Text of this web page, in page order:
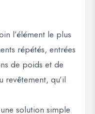
l’élément le plus
répétés, entrées
de poids et de
revêtement, qu’il
solution simple